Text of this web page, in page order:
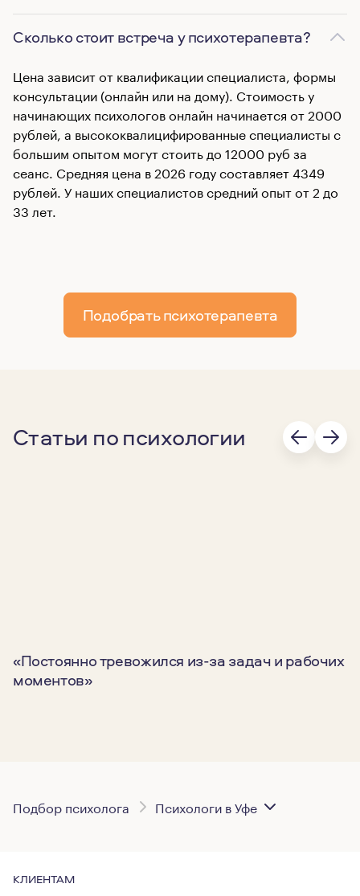
Сколько стоит встреча у психотерапевта?
Цена зависит от квалификации специалиста, формы
консультации (онлайн или на дому). Стоимость у
начинающих психологов онлайн начинается от 2000
рублей, а высококвалицифированные специалисты с
большим опытом могут стоить до 12000 руб за
сеанс. Средняя цена в 2026 году составляет 4349
рублей. У наших специалистов средний опыт от 2 до
33 лет.
Подобрать психотерапевта
Статьи по психологии
«Постоянно тревожился из-за задач и рабочих
моментов»
Подбор психолога Психологи в Уфе
КЛИЕНТАМ